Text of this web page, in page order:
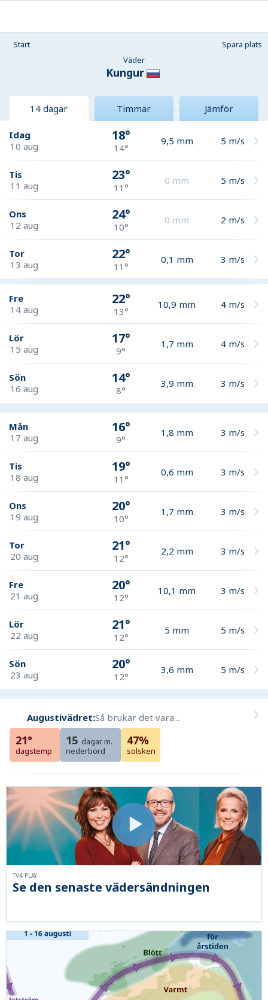
Start
Spara plats
Väder
Kungur
14 dagar Timmar Jämför
Idag
10 aug
18°
14°
9,5 mm 5 m/s
Tis
11 aug
23°
11°
0 mm 5 m/s
Ons
12 aug
24°
10°
0 mm 2 m/s
Tor
13 aug
22°
11°
0,1 mm 3 m/s
Fre
14 aug
22°
13°
10,9 mm 4 m/s
Lör
15 aug
17°
9°
1,7 mm 4 m/s
Sön
16 aug
14°
8°
3,9 mm 3 m/s
Mån
17 aug
16°
9°
1,8 mm 3 m/s
Tis
18 aug
19°
11°
0,6 mm 3 m/s
Ons
19 aug
20°
10°
1,7 mm 3 m/s
Tor
20 aug
21°
12°
2,2 mm 3 m/s
Fre
21 aug
20°
12°
10,1 mm 3 m/s
Lör
22 aug
21°
12°
5 mm 5 m/s
Sön
23 aug
20°
12°
3,6 mm 5 m/s
Augustivädret:Så brukar det vara...
21°
dagstemp
15 dagar m.
nederbörd
47%
solsken
Se den senaste vädersändningen
TV4 PLAY